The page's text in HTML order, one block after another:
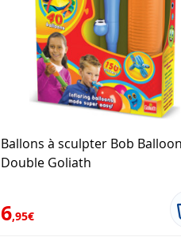
Ballons à sculpter Bob Balloon
Double Goliath
6,95€